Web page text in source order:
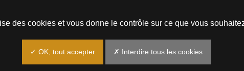
des cookies et vous donne le contrôle sur ce que vous
✓ OK, tout accepter ✗ Interdire tous les cookies